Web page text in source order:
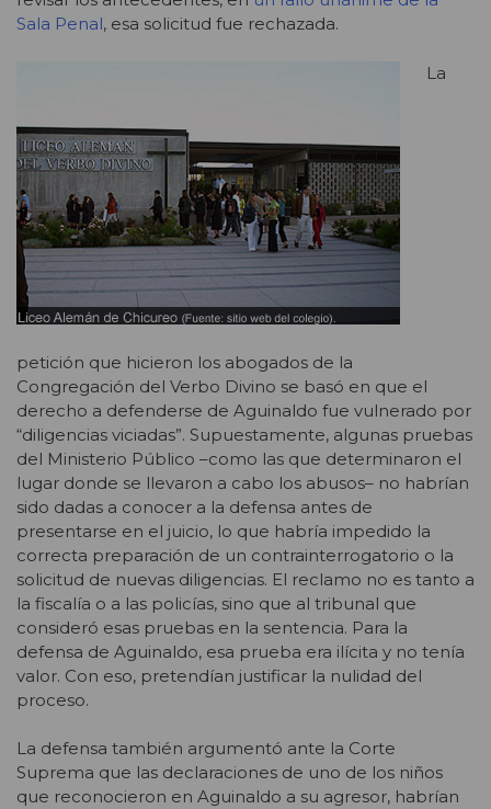
Sala Penal, esa solicitud fue rechazada.
La
petición que hicieron los abogados de la
Congregación del Verbo Divino se basó en que el
derecho a defenderse de Aguinaldo fue vulnerado por
“diligencias viciadas”. Supuestamente, algunas pruebas
del Ministerio Público –como las que determinaron el
lugar donde se llevaron a cabo los abusos– no habrían
sido dadas a conocer a la defensa antes de
presentarse en el juicio, lo que habría impedido la
correcta preparación de un contrainterrogatorio o la
solicitud de nuevas diligencias. El reclamo no es tanto a
la fiscalía o a las policías, sino que al tribunal que
consideró esas pruebas en la sentencia. Para la
defensa de Aguinaldo, esa prueba era ilícita y no tenía
valor. Con eso, pretendían justificar la nulidad del
proceso.
La defensa también argumentó ante la Corte
Suprema que las declaraciones de uno de los niños
que reconocieron en Aguinaldo a su agresor, habrían